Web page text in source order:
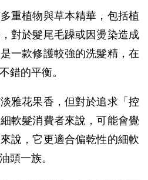
重植物與草本精華，包括植
對於髮尾毛躁或因燙染造成
一款修護較強的洗髮精，在
錯的平衡。
雅花果香，但對於追求「控
軟髮消費者來說，可能會覺
說，它更適合偏乾性的細軟
頭一族。